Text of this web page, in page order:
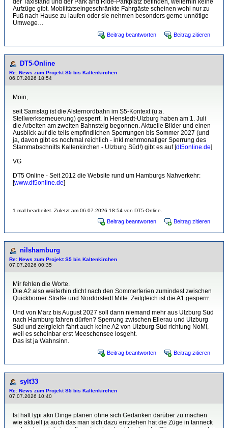
der Taxistand und der Park and Ride-Parkplatz befinden, weiterhin keine
Aufzüge gibt. Mobilitätseingeschränkte Fahrgäste scheinen wohl nur zu
Fuß nach Hause zu laufen oder sie nehmen besonders gerne unnötige
Umwege…
Beitrag beantworten Beitrag zitieren
DT5-Online
Re: News zum Projekt S5 bis Kaltenkirchen
06.07.2026 18:54
Moin,
seit Samstag ist die Alsternordbahn im S5-Kontext (u.a.
Stellwerkserneuerung) gesperrt. In Henstedt-Ulzburg haben am 1. Juli
die Arbeiten am zweiten Bahnsteig begonnen. Aktuelle Bilder und einen
Ausblick auf die teils empfindlichen Sperrungen bis Sommer 2027 (und
ja, davon gibt es nochmal reichlich - inkl mehrmonatiger Sperrung des
Stammabschnitts Kaltenkirchen - Ulzburg Süd!) gibt es auf [dt5online.de]
VG
DT5 Online - Seit 2012 die Website rund um Hamburgs Nahverkehr:
[www.dt5online.de]
1 mal bearbeitet. Zuletzt am 06.07.2026 18:54 von DT5-Online.
Beitrag beantworten Beitrag zitieren
nilshamburg
Re: News zum Projekt S5 bis Kaltenkirchen
07.07.2026 00:35
Mir fehlen die Worte.
Die A2 also weiterhin dicht nach den Sommerferien zumindest zwischen
Quickborner Straße und Norddrstedt Mitte. Zeitgleich ist die A1 gesperrr.
Und von März bis August 2027 soll dann niemand mehr aus Ulzburg Süd
nach Hamburg fahren dürfen? Sperrung zwischen Ellerau und Ulzburg
Süd und zeirgleich fährt auch keine A2 von Ulzburg Süd richtung NoMi,
weil es scheinbar erst Meeschensee losgeht.
Das ist ja Wahnsinn.
Beitrag beantworten Beitrag zitieren
sylt33
Re: News zum Projekt S5 bis Kaltenkirchen
07.07.2026 10:40
Ist halt typi akn Dinge planen ohne sich Gedanken darüber zu machen
wie aktuell ja auch das man sich dazu entziehen hat die Züge in tanneck